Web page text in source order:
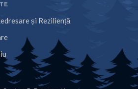
și Reziliență